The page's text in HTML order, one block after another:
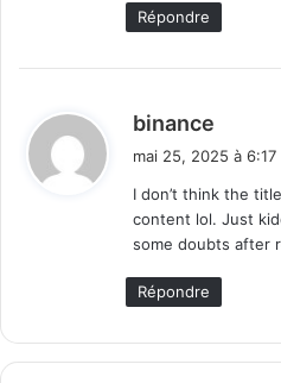
Répondre
binance
:
mai 25, 2025 à 6:17
I don’t think the
content lol. Just
some doubts after
Répondre